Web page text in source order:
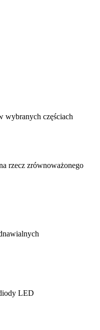
wybranych częściach
rzecz zrównoważonego
LED